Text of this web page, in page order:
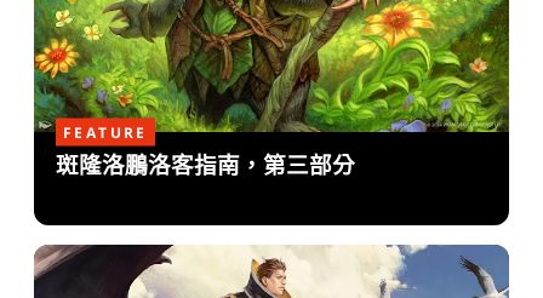
FEATURE
斑隆洛鵬洛客指南，第三部分